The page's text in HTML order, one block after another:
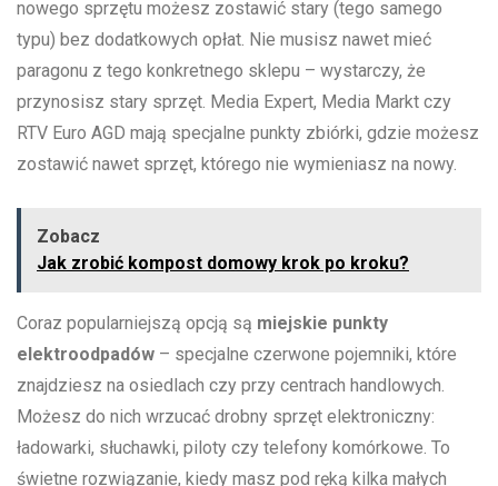
⁣nowego sprzętu możesz zostawić stary (tego samego
⁣typu) bez dodatkowych opłat. Nie musisz nawet mieć
paragonu ⁢z tego konkretnego sklepu – wystarczy, że
przynosisz stary​ sprzęt. Media Expert,⁣ Media Markt czy
RTV Euro AGD mają ‍specjalne punkty zbiórki, gdzie możesz
zostawić nawet sprzęt, którego nie ⁢wymieniasz na nowy.
Zobacz
Jak zrobić kompost domowy krok po kroku?
Coraz⁢ popularniejszą opcją są miejskie punkty​
elektroodpadów – specjalne czerwone⁤ pojemniki, które
znajdziesz na osiedlach czy przy centrach handlowych.
Możesz do nich wrzucać drobny sprzęt elektroniczny:
ładowarki, słuchawki,⁢ piloty czy telefony komórkowe. To
świetne rozwiązanie,‌ kiedy masz pod ręką kilka małych